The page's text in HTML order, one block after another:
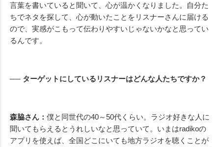
言葉を書いていると聞いて、心が温かくなりました。自分た
ちでネタを探して、心が動いたことをリスナーさんに届ける
ので、実感がこもって伝わりやすいじゃないかなと思ってい
るんです。
── ターゲットにしているリスナーはどんな人たちですか？
森脇さん： 僕と同世代の40～50代くらい。ラジオ好きな人に
聞いてもらえるとうれしいなと思っていて。いまはradikoの
アプリを使えば、全国どこにいても地方ラジオを聴くことが